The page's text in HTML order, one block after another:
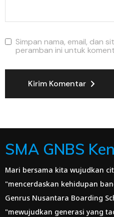
Simpan nama, email, dan
peramban ini untuk
Kirim Komentar
SMA GNBS
Mari bersama kita wujudkan
"mencerdaskan kehidupan
Genrus Nusantara Boarding
"mewujudkan generasi yang